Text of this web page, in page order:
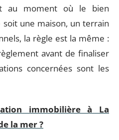
au moment où le bien
soit une maison, un terrain
la règle est la même :
avant de finaliser
concernées sont les
immobilière à La
la mer ?